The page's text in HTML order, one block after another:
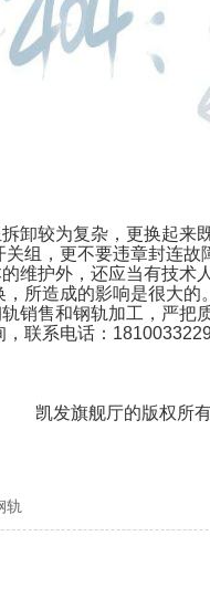
卸较为复杂，更换起来
组，更不要违章封连故
维护外，还应当有技术
所造成的影响是很大的
销售和钢轨加工，严把
联系电话：
凯发旗舰厅的版权所
轨